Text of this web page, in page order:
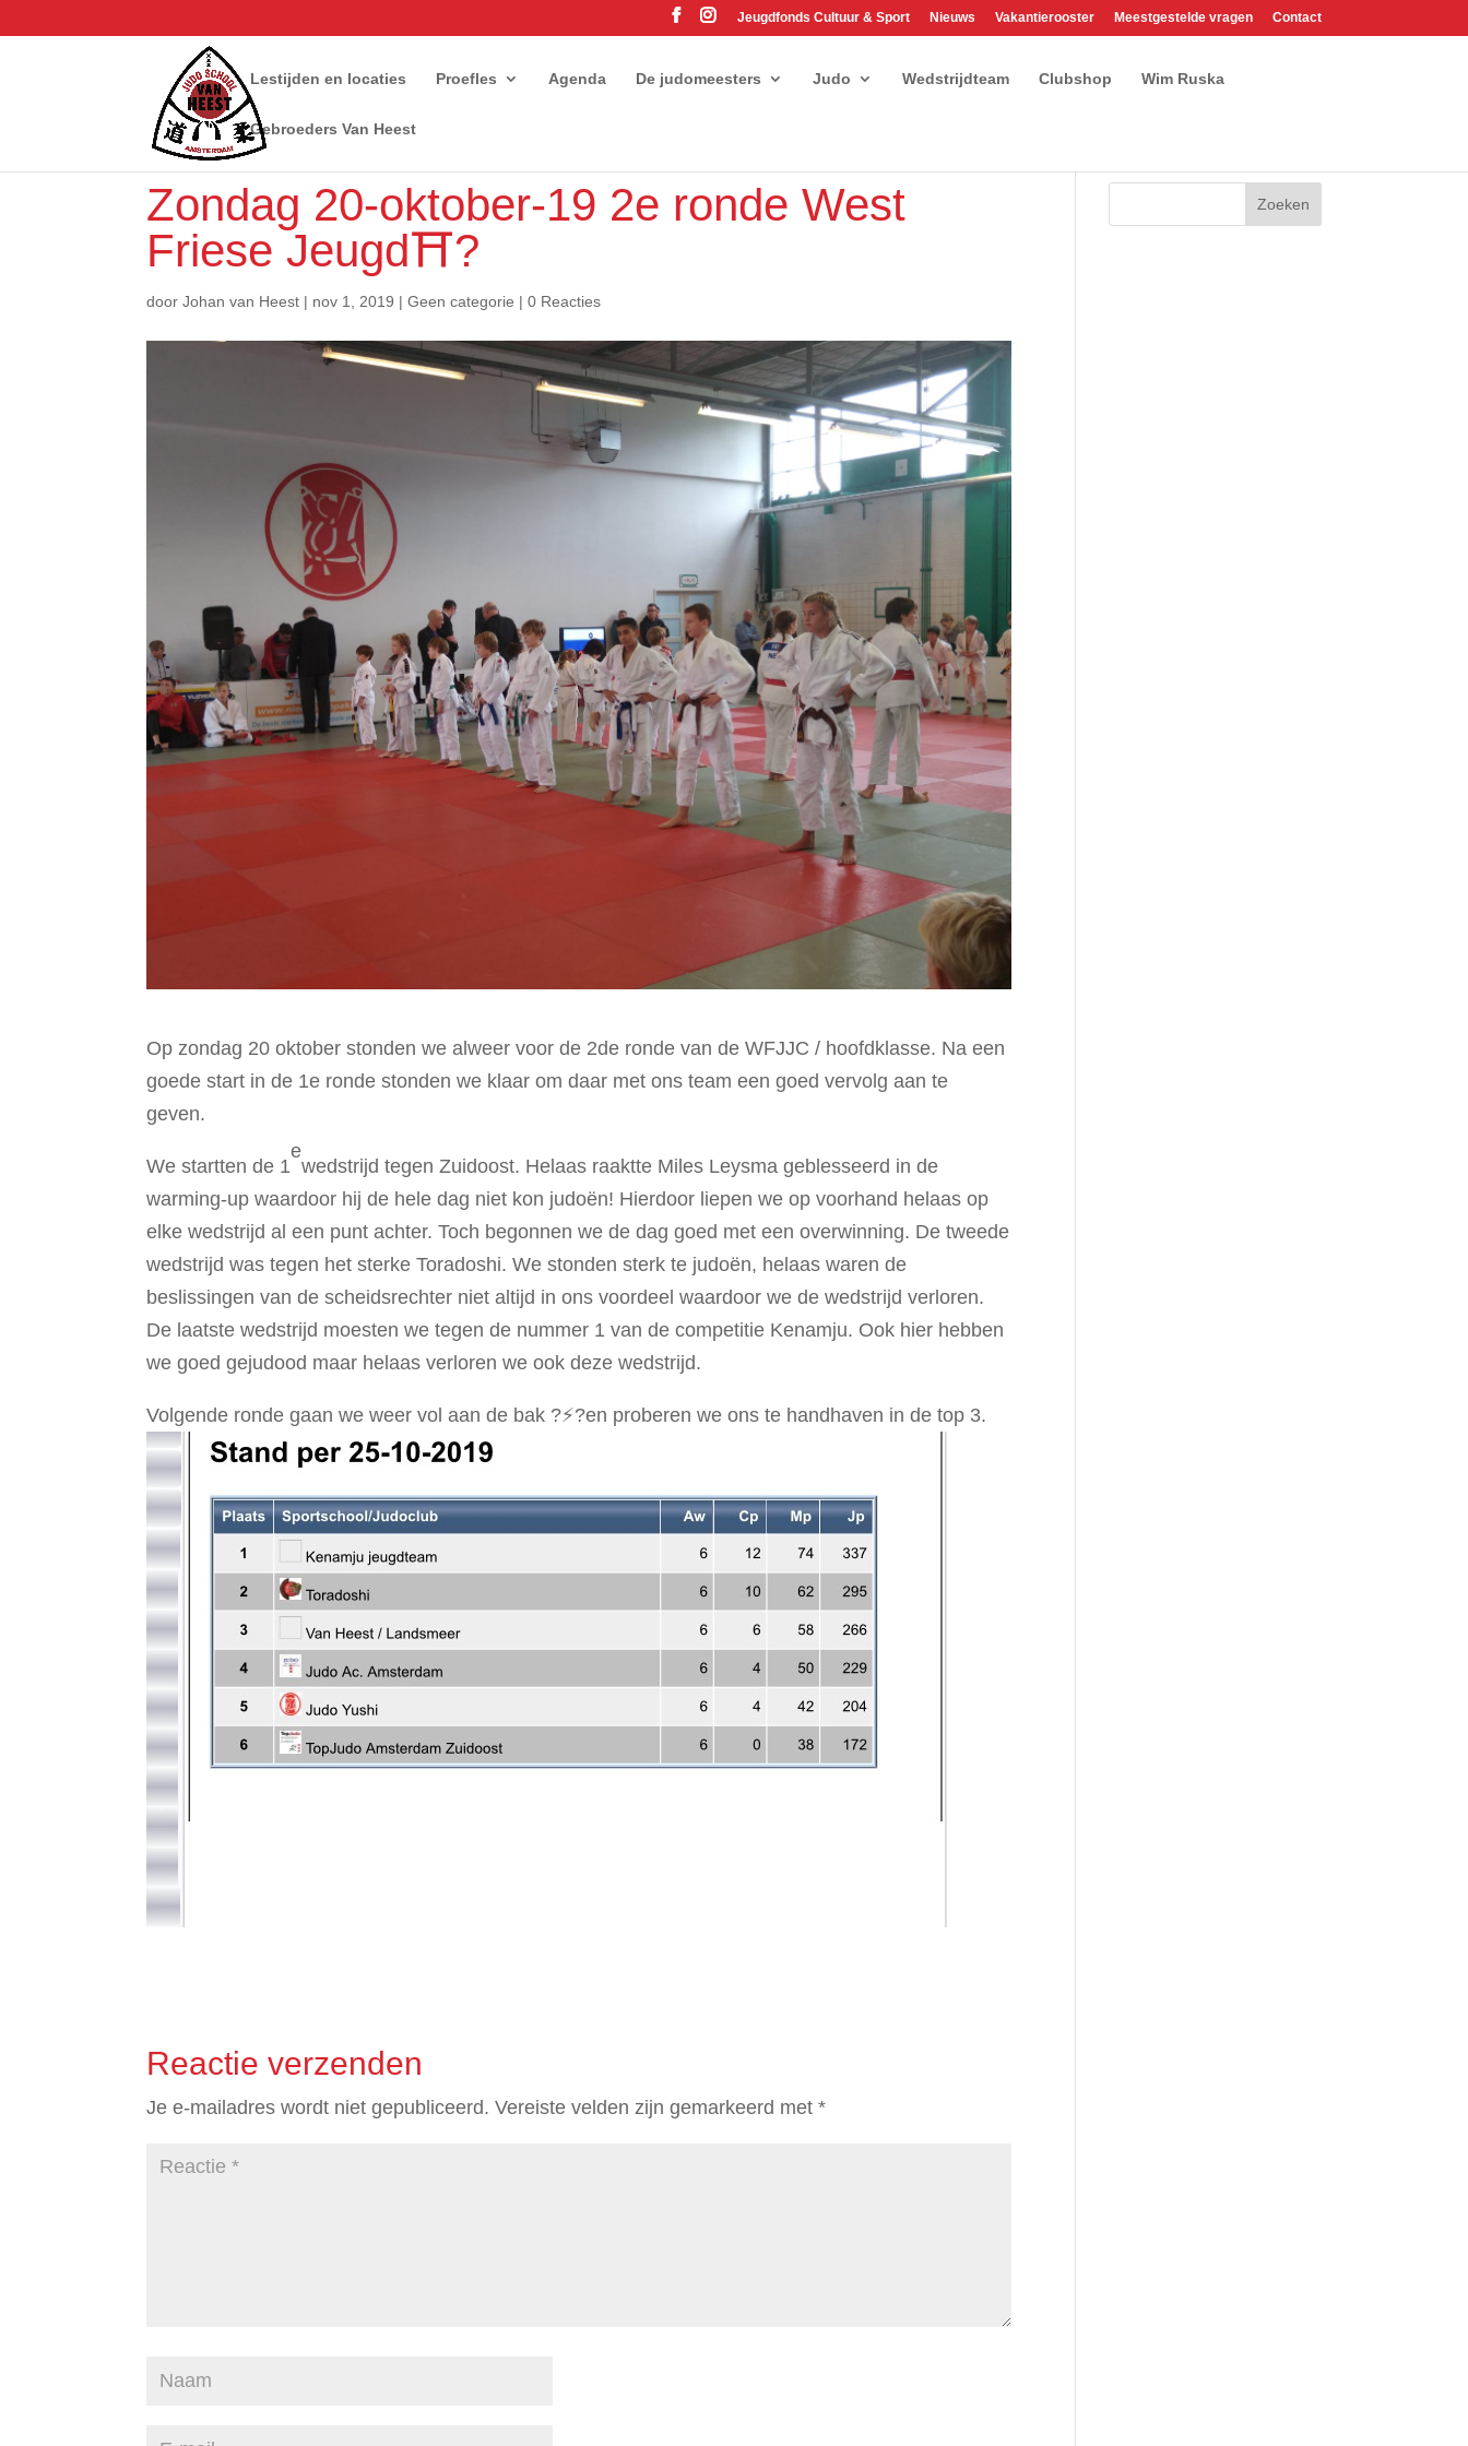
Jeugdfonds Cultuur & Sport Nieuws Vakantierooster Meestgestelde vragen Contact
Lestijden en locaties Proefles Agenda De judomeesters Judo Wedstrijdteam Clubshop Wim Ruska
Gebroeders Van Heest
Zondag 20-oktober-19 2e ronde West
Friese Jeugd⛩?
doorJohan van Heest | nov 1, 2019 |Geen categorie |0 Reacties
Op zondag 20 oktober stonden we alweer voor de 2de ronde van de WFJJC / hoofdklasse. Na een
goede start in de 1e ronde stonden we klaar om daar met ons team een goed vervolg aan te
geven.
We startten de 1
e
wedstrijd tegen Zuidoost. Helaas raaktte Miles Leysma geblesseerd in de
warming-up waardoor hij de hele dag niet kon judoën! Hierdoor liepen we op voorhand helaas op
elke wedstrijd al een punt achter. Toch begonnen we de dag goed met een overwinning. De tweede
wedstrijd was tegen het sterke Toradoshi. We stonden sterk te judoën, helaas waren de
beslissingen van de scheidsrechter niet altijd in ons voordeel waardoor we de wedstrijd verloren.
De laatste wedstrijd moesten we tegen de nummer 1 van de competitie Kenamju. Ook hier hebben
we goed gejudood maar helaas verloren we ook deze wedstrijd.
Volgende ronde gaan we weer vol aan de bak ?⚡️?en proberen we ons te handhaven in de top 3.
Reactie verzenden
Je e-mailadres wordt niet gepubliceerd. Vereiste velden zijn gemarkeerd met*